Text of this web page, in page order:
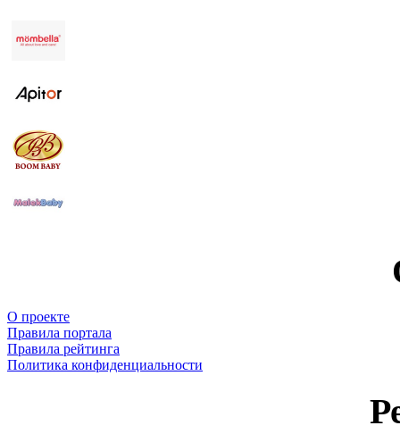
О проекте
Правила портала
Правила рейтинга
Политика конфиденциальности